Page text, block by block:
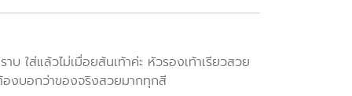
ใส่แล้วไม่เมื่อยส้นเท้าค่ะ หัวรองเท้าเรียวสวย
องบอกว่าของจริงสวยมากทุกสี